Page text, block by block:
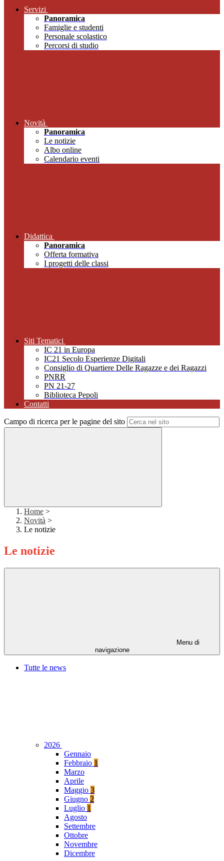
Servizi
Panoramica
Famiglie e studenti
Personale scolastico
Percorsi di studio
Novità
Panoramica
Le notizie
Albo online
Calendario eventi
Didattica
Panoramica
Offerta formativa
I progetti delle classi
Siti Tematici
IC 21 in Europa
IC21 Secolo Esperienze Digitali
Consiglio di Quartiere Delle Ragazze e dei Ragazzi
PNRR
PN 21-27
Biblioteca Pepoli
Contatti
Campo di ricerca per le pagine del sito
Home >
Novità >
Le notizie
Le notizie
Menu di
navigazione
Tutte le news
2026
Gennaio
Febbraio 1
Marzo
Aprile
Maggio 3
Giugno 2
Luglio 1
Agosto
Settembre
Ottobre
Novembre
Dicembre